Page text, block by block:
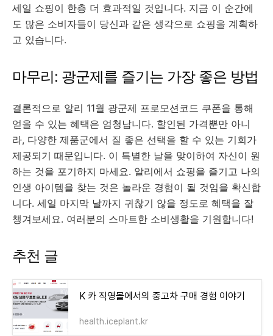
세일 쇼핑이 한층 더 효과적일 것입니다. 지금 이 순간에
도 많은 소비자들이 당신과 같은 생각으로 쇼핑을 계획하
고 있습니다.
마무리: 광군제를 즐기는 가장 좋은 방법
결론적으로 알리 11월 광군제 프로모션코드 쿠폰을 통해
얻을 수 있는 혜택은 엄청납니다. 할인된 가격뿐만 아니
라, 다양한 제품군에서 질 좋은 선택을 할 수 있는 기회가
제공되기 때문입니다. 이 특별한 날을 맞이하여 자신이 원
하는 것을 포기하지 마세요. 알리에서 쇼핑을 즐기고 나의
인생 아이템을 찾는 것은 놀라운 경험이 될 것임을 확신합
니다. 세일 마지막 날까지 귀찮기 않을 정도로 혜택을 잘
챙겨보세요. 여러분의 스마트한 소비생활을 기원합니다!
추천 글
K 카 직영몰에서의 중고차 구매 경험 이야기
health.iceplant.kr